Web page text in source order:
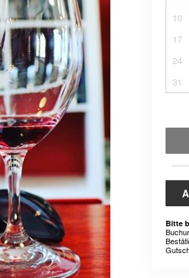
10
17
24
31
Bitte